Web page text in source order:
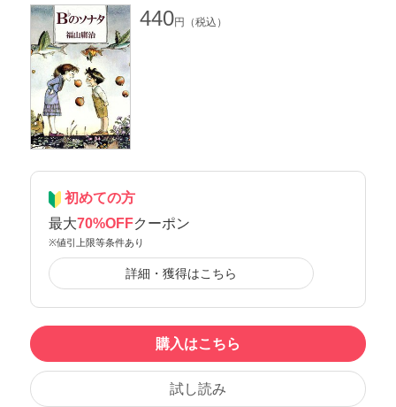
440円（税込）
初めての方
最大70%OFFクーポン
※値引上限等条件あり
詳細・獲得はこちら
購入はこちら
試し読み